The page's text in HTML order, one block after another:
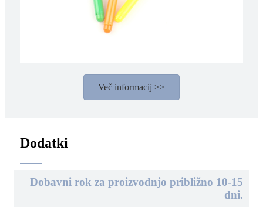
Več informacij >>
Dodatki
Dobavni rok za proizvodnjo približno 10-15
dni.